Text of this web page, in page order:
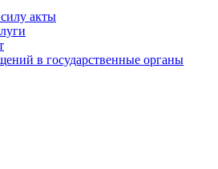
акты
в государственные органы